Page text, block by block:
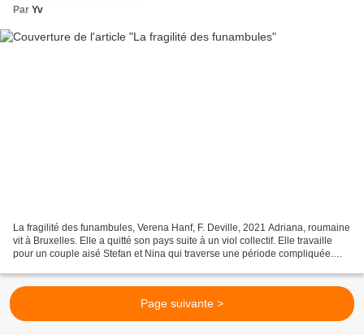
Par Yv
La fragilité des funambules, Verena Hanf, F. Deville, 2021 Adriana, roumaine
vit à Bruxelles. Elle a quitté son pays suite à un viol collectif. Elle travaille
pour un couple aisé Stefan et Nina qui traverse une période compliquée.
Page suivante >